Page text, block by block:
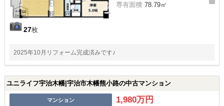
27枚
専有面積 78.79㎡
2025年10月リフォーム完成済みです♪
ユニライフ宇治木幡|宇治市木幡熊小路の中古マンション
マンション 1,980万円